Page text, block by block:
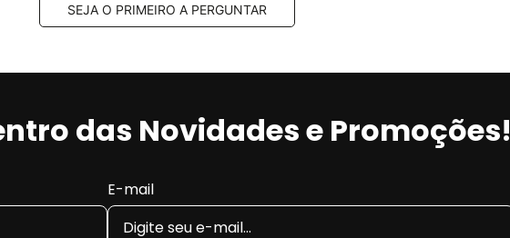
SEJA O PRIMEIRO A PERGUNTAR
das Novidades e Promoções!
E-mail